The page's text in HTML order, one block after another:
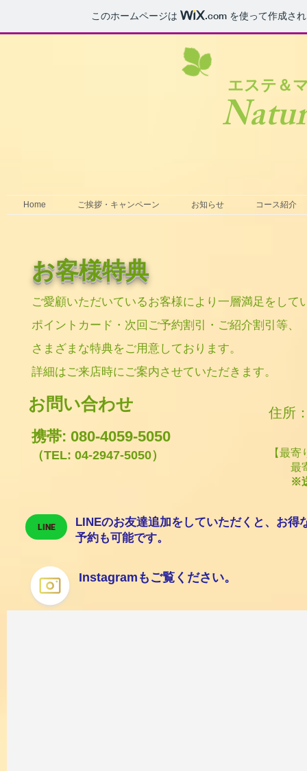
このホームページは .com を使って作成さ
エステ＆
Home ご挨拶・キャンペーン お知らせ コース紹介
お客様特典
ご愛顧いただいているお客様により一層満足をして
ポイントカード・次回ご予約割引・ご紹介割引等、
さまざまな特典をご用意しております。
​詳細はご来店時にご案内させていただきます。
お問い合わせ
携帯: 080-4059-5050
（TEL: 04-2947-5050）
住所
【最
最寄
※
LINE
LINEのお友達追加をしていただくと、お得
予約も可能です。
Instagramもご覧ください。